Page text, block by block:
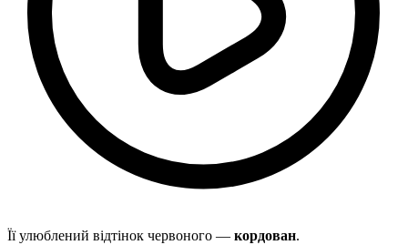
Її улюблений відтінок червоного — кордован.